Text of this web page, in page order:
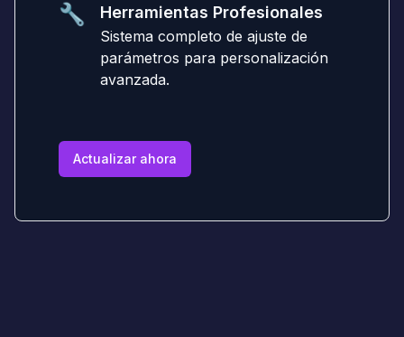
🔧 Herramientas Profesionales
Sistema completo de ajuste de
parámetros para personalización
avanzada.
Actualizar ahora